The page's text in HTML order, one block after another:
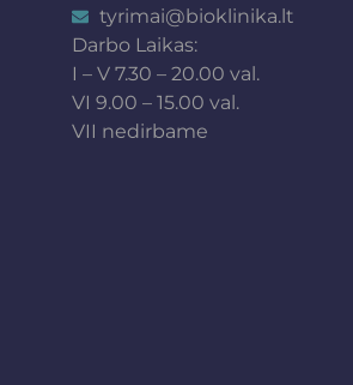
tyrimai@bioklinika.lt
Darbo Laikas:
I – V 7.30 – 20.00 val.
VI 9.00 – 15.00 val.
VII nedirbame